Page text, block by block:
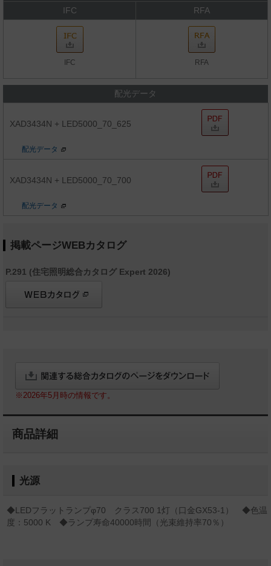
IFC
RFA
IFC RFA
配光データ
XAD3434N + LED5000_70_625
配光データ
XAD3434N + LED5000_70_700
配光データ
掲載ページWEBカタログ
P.291 (住宅照明総合カタログ Expert 2026)
※2026年5月時の情報です。
商品詳細
光源
◆LEDフラットランプφ70 クラス700 1灯（口金GX53-1） ◆色温
度：5000 K ◆ランプ寿命40000時間（光束維持率70％）